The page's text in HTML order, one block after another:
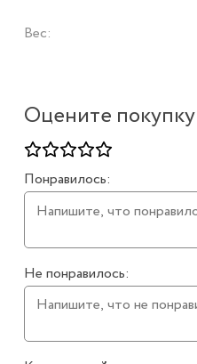
Оцените покупку
Понравилось:
Не понравилось:
Вес: